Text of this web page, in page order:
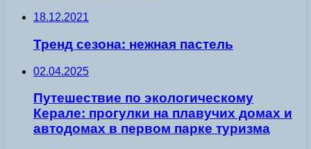
18.12.2021
Тренд сезона: нежная пастель
02.04.2025
Путешествие по экологическому
Керале: прогулки на плавучих домах и
автодомах в первом парке туризма